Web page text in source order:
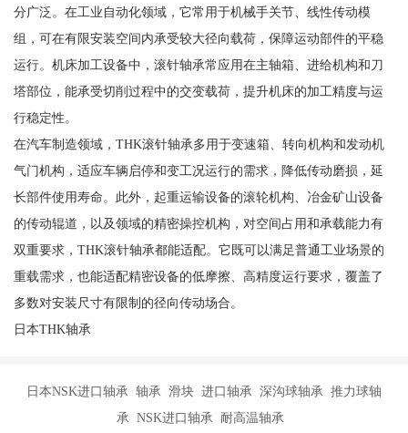
分广泛。在工业自动化领域，它常用于机械手关节、线性传动模
组，可在有限安装空间内承受较大径向载荷，保障运动部件的平稳
运行。机床加工设备中，滚针轴承常应用在主轴箱、进给机构和刀
塔部位，能承受切削过程中的交变载荷，提升机床的加工精度与运
行稳定性。
在汽车制造领域，THK滚针轴承多用于变速箱、转向机构和发动机
气门机构，适应车辆启停和变工况运行的需求，降低传动磨损，延
长部件使用寿命。此外，起重运输设备的滚轮机构、冶金矿山设备
的传动辊道，以及领域的精密操控机构，对空间占用和承载能力有
双重要求，THK滚针轴承都能适配。它既可以满足普通工业场景的
重载需求，也能适配精密设备的低摩擦、高精度运行要求，覆盖了
多数对安装尺寸有限制的径向传动场合。
日本THK轴承
日本NSK进口轴承 轴承 滑块 进口轴承 深沟球轴承 推力球轴
承 NSK进口轴承 耐高温轴承